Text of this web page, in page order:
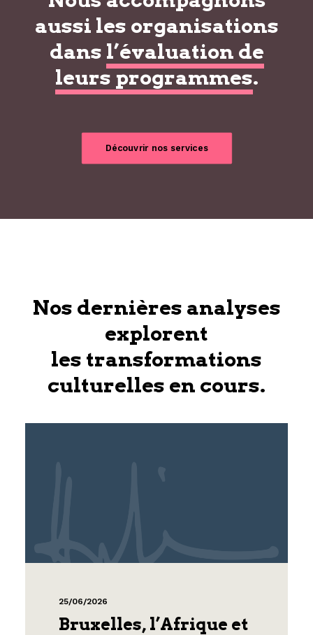
aussi les organisations
dans l’évaluation de
leurs programmes.
Découvrir nos services
Nos dernières analyses
explorent
les transformations
culturelles en cours.
25/06/2026
Bruxelles, l’Afrique et